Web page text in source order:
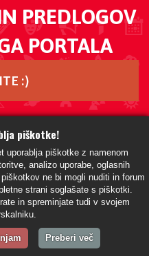
PREDLOGOV
PORTALA
:)
Izjava o uporabi TF
Kontakt
- Powered By
Evropa/Ljubljana -
piškotke!
uporablja piškotke z namenom
analizo uporabe, oglasnih
ne bi mogli nuditi in forum
strani soglašate s piškotki.
in spreminjate tudi v svojem
Preberi več